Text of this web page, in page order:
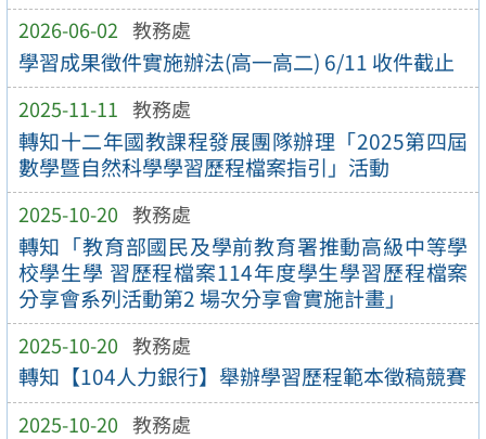
2026-06-02 教務處
學習成果徵件實施辦法(高一高二) 6/11 收件截止
2025-11-11 教務處
轉知十二年國教課程發展團隊辦理「2025第四屆
數學暨自然科學學習歷程檔案指引」活動
2025-10-20 教務處
轉知「教育部國民及學前教育署推動高級中等學
校學生學 習歷程檔案114年度學生學習歷程檔案
分享會系列活動第2 場次分享會實施計畫」
2025-10-20 教務處
轉知【104人力銀行】舉辦學習歷程範本徵稿競賽
2025-10-20 教務處